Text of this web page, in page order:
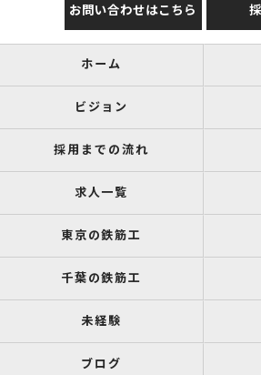
お問い合わせはこちら
ホーム
ビジョン
採用までの流れ
求人一覧
東京の鉄筋工
千葉の鉄筋工
未経験
ブログ